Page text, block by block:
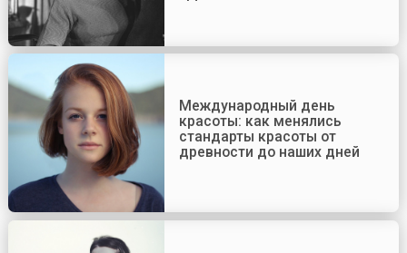
Международный день
красоты: как менялись
стандарты красоты от
древности до наших дней